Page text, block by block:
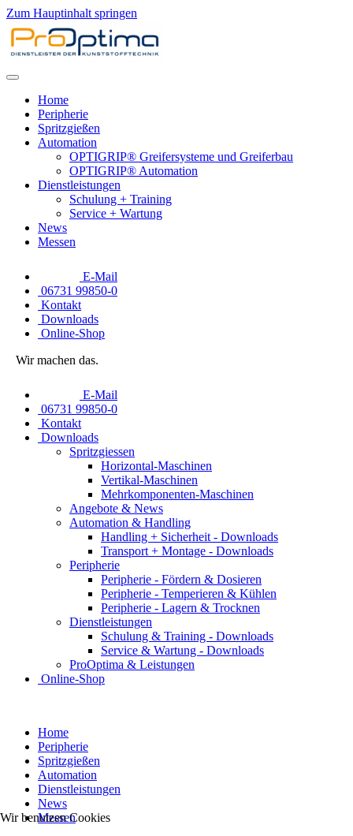
Zum Hauptinhalt springen
Home
Peripherie
Spritzgießen
Automation
OPTIGRIP® Greifersysteme und Greiferbau
OPTIGRIP® Automation
Dienstleistungen
Schulung + Training
Service + Wartung
News
Messen
E-Mail
06731 99850-0
Kontakt
Downloads
Online-Shop
Wir machen das.
E-Mail
06731 99850-0
Kontakt
Downloads
Spritzgiessen
Horizontal-Maschinen
Vertikal-Maschinen
Mehrkomponenten-Maschinen
Angebote & News
Automation & Handling
Handling + Sicherheit - Downloads
Transport + Montage - Downloads
Peripherie
Peripherie - Fördern & Dosieren
Peripherie - Temperieren & Kühlen
Peripherie - Lagern & Trocknen
Dienstleistungen
Schulung & Training - Downloads
Service & Wartung - Downloads
ProOptima & Leistungen
Online-Shop
Home
Peripherie
Spritzgießen
Automation
Dienstleistungen
News
Messen
Wir benutzen Cookies